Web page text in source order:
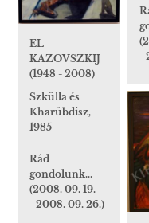
-
EL
KAZOVSZKIJ
(1948 - 2008)
Szkülla és
Kharübdisz,
1985
Rád
gondolunk...
(2008. 09. 19.
- 2008. 09. 26.)